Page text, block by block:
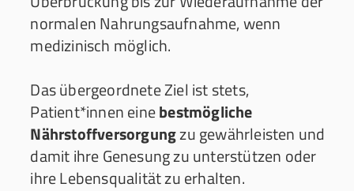
normalen Nahrungsaufnahme, wenn
medizinisch möglich.
Das übergeordnete Ziel ist stets,
Patient*innen einebestmögliche
Nährstoffversorgungzu gewährleisten und
damit ihre Genesung zu unterstützen oder
ihre Lebensqualität zu erhalten.